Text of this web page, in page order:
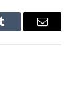
Tumblr Email